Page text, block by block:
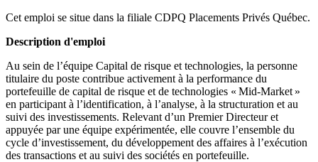
Cet emploi se situe dans la filiale CDPQ Placements Privés Québec.
Description d'emploi
Au sein de l’équipe Capital de risque et technologies, la personne
titulaire du poste contribue activement à la performance du
portefeuille de capital de risque et de technologies « Mid-Market »
en participant à l’identification, à l’analyse, à la structuration et au
suivi des investissements. Relevant d’un Premier Directeur et
appuyée par une équipe expérimentée, elle couvre l’ensemble du
cycle d’investissement, du développement des affaires à l’exécution
des transactions et au suivi des sociétés en portefeuille.